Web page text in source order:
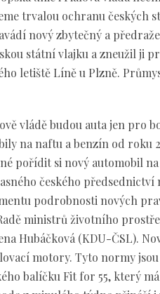
trvalou ochranu českých
nový zbytečný a
státní vlajku a zneužil ji
letiště Líně u Plzně.
vládě budou auta jen pro
na naftu a benzín od roku
pořídit si nový automobil
českého
podrobnosti nových
ministrů životního
Hubáčková (KDU-ČSL).
motory. Tyto normy
balíčku Fit for 55, který